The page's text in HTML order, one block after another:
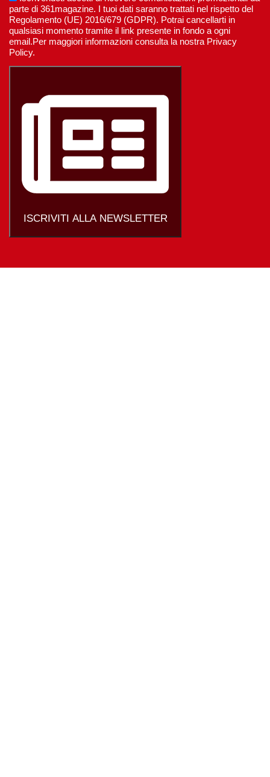
parte di 361magazine. I tuoi dati saranno trattati nel rispetto del
Regolamento (UE) 2016/679 (GDPR). Potrai cancellarti in
qualsiasi momento tramite il link presente in fondo a ogni
email.Per maggiori informazioni consulta la nostra Privacy
Policy.
ISCRIVITI ALLA NEWSLETTER